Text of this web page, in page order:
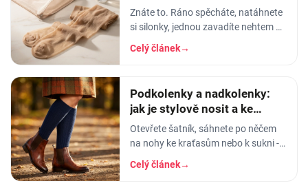
Znáte to. Ráno spěcháte, natáhnete
si silonky, jednou zavadíte nehtem o
na lýtku oko velké jak dálnice. Nebo
Celý článek→
Podkolenky a nadkolenky:
jak je stylově nosit a ke
kterým botám
Otevřete šatník, sáhnete po něčem
na nohy ke kraťasům nebo k sukni -
držíte v ruce, jsou podkolenky, nebo
Celý článek→